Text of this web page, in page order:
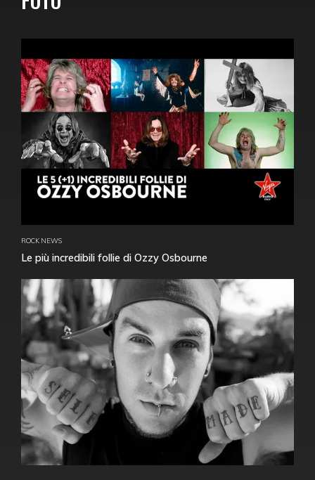
ROCK NEWS
Le più incredibili follie di Ozzy Osbourne